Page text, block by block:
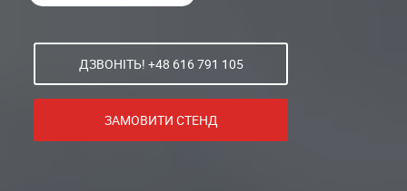
ДЗВОНІТЬ! +48 616 791 105
ЗАМОВИТИ СТЕНД